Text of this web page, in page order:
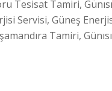
Tesisat Tamiri,
Servisi, Güneş
Tamiri,